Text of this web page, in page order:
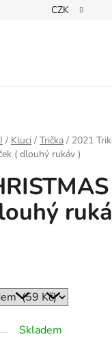
ochrany osobních
CZK
/ Kluci / Trička / 2021
( dlouhý rukáv )
Skladem